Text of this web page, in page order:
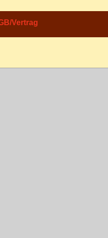
Vertrag